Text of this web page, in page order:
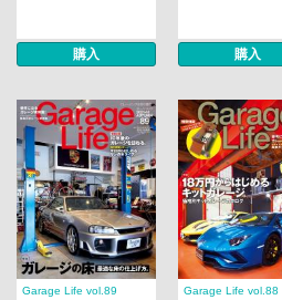
購入 購入
Garage Life vol.89 Garage Life vol.88